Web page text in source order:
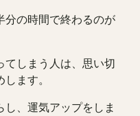
分の時間で終わるのが
てしまう人は、思い切
ます。
、運気アップをしま